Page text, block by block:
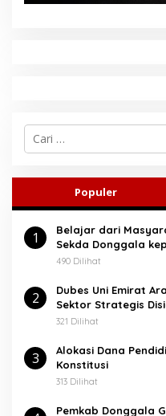
C
i
n
u
k
Populer
1
Belajar dari
Sekda Donggala
490 Dilihat
2
Dubes Uni Emirat
Sektor Strategis
321 Dilihat
3
Alokasi Dana
Konstitusi
313 Dilihat
Pemkab Donggala